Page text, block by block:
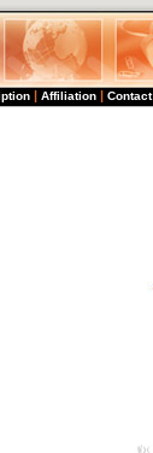
| Affiliation | Contact